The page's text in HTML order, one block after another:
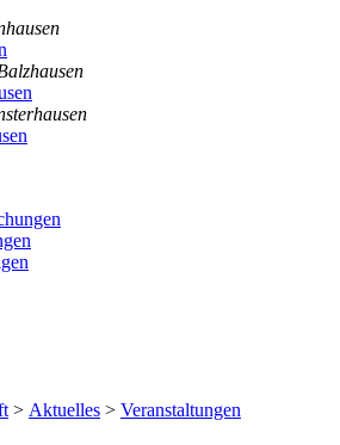
> Aktuelles > Veranstaltungen